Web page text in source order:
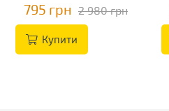
795 грн 2 980 грн
Купити